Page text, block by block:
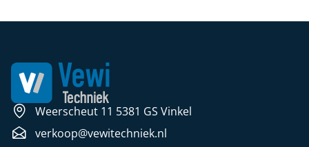
Weerscheut 11 5381 GS Vinkel
verkoop@vewitechniek.nl